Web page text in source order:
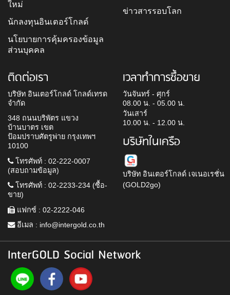
ใหม่
นักลงทุนอินเตอร์โกลด์
นโยบายการคุ้มครองข้อมูล
ส่วนบุคคล
ข่าวสารรอบโลก
ติดต่อเรา
บริษัท อินเตอร์โกลด์ โกลด์เทรด
จำกัด
348 ถนนบริพัตร แขวง
บ้านบาตร เขต
ป้อมปราบศัตรูพ่าย กรุงเทพฯ
10100
โทรศัพท์ : 02-222-0007
(สอบถามข้อมูล)
โทรศัพท์ : 02-2233-234 (ซื้อ-
ขาย)
แฟกซ์ : 02-2222-046
อีเมล : info@intergold.co.th
เวลาทำการซื้อขาย
วันจันทร์ - ศุกร์
08.00 น. - 05.00 น.
วันเสาร์
10.00 น. - 12.00 น.
บริษัทในเครือ
บริษัท อินเตอร์โกลด์ เจเนอเรชั่น
(GOLD2go)
InterGOLD Social Network